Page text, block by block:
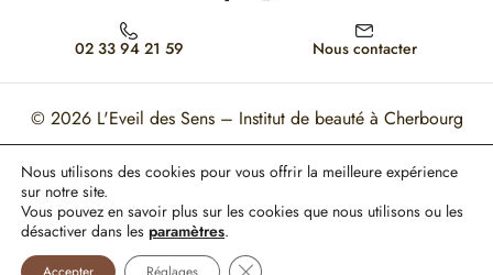
02 33 94 21 59 Nous contacter
© 2026 L'Eveil des Sens – Institut de beauté à Cherbourg
Mon Compte Mentions légales CGV
Ce site est protégé par reCAPTCHA. Les règles de confidentialité et les conditions
d'utilisation de Google s'appliquent.
Paiement 100% sécurisé
Nous utilisons des cookies pour vous offrir la meilleure expérience
sur notre site.
Vous pouvez en savoir plus sur les cookies que nous utilisons ou les
désactiver dans les paramètres.
Fermer la bannière des cookies